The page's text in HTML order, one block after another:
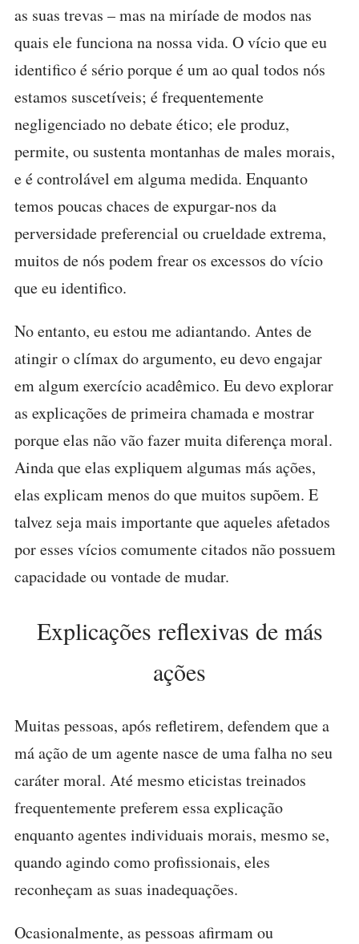
as suas trevas – mas na miríade de modos nas
quais ele funciona na nossa vida. O vício que eu
identifico é sério porque é um ao qual todos nós
estamos suscetíveis; é frequentemente
negligenciado no debate ético; ele produz,
permite, ou sustenta montanhas de males morais,
e é controlável em alguma medida. Enquanto
temos poucas chaces de expurgar-nos da
perversidade preferencial ou crueldade extrema,
muitos de nós podem frear os excessos do vício
que eu identifico.
No entanto, eu estou me adiantando. Antes de
atingir o clímax do argumento, eu devo engajar
em algum exercício acadêmico. Eu devo explorar
as explicações de primeira chamada e mostrar
porque elas não vão fazer muita diferença moral.
Ainda que elas expliquem algumas más ações,
elas explicam menos do que muitos supõem. E
talvez seja mais importante que aqueles afetados
por esses vícios comumente citados não possuem
capacidade ou vontade de mudar.
Explicações reflexivas de más
ações
Muitas pessoas, após refletirem, defendem que a
má ação de um agente nasce de uma falha no seu
caráter moral. Até mesmo eticistas treinados
frequentemente preferem essa explicação
enquanto agentes individuais morais, mesmo se,
quando agindo como profissionais, eles
reconheçam as suas inadequações.
Ocasionalmente, as pessoas afirmam ou